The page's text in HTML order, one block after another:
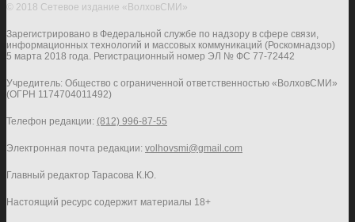
© 2018 Сетевое издание «ВолховСМИ»
Зарегистрировано в Федеральной службе по надзору в сфере связи,
информационных технологий и массовых коммуникаций (Роскомнадзор)
5 марта 2018 года. Регистрационный номер ЭЛ № ФС 77-72442
Учредитель: Общество с ограниченной ответственностью «ВолховСМИ»
(ОГРН 1174704011492)
Телефон редакции: (812) 996-87-55
Электронная почта редакции: volhovsmi@gmail.com
Главный редактор Тарасова К.Ю.
Настоящий ресурс содержит материалы 18+